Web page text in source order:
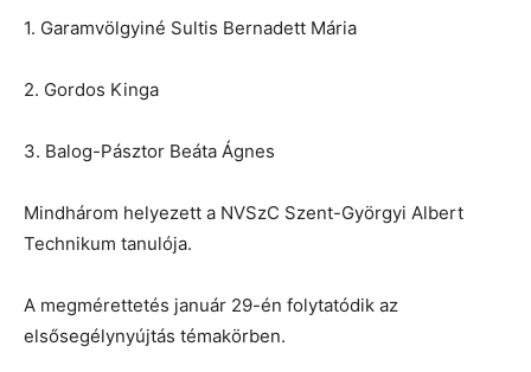
1. Garamvölgyiné Sultis Bernadett Mária
2. Gordos Kinga
3. Balog-Pásztor Beáta Ágnes
Mindhárom helyezett a NVSzC Szent-Györgyi Albert
Technikum tanulója.
A megmérettetés január 29-én folytatódik az
elsősegélynyújtás témakörben.